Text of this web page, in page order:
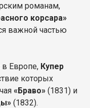
романам,
корсара»
важной частью
в Европе, Купер
которых
«Браво» (1831) и
(1832).